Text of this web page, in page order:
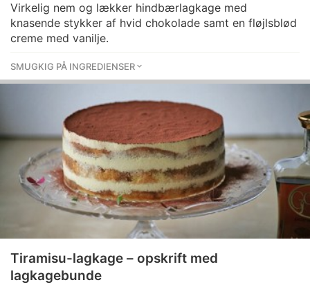
Virkelig nem og lækker hindbærlagkage med
knasende stykker af hvid chokolade samt en fløjlsblød
creme med vanilje.
SMUGKIG PÅ INGREDIENSER
Tiramisu-lagkage – opskrift med
lagkagebunde